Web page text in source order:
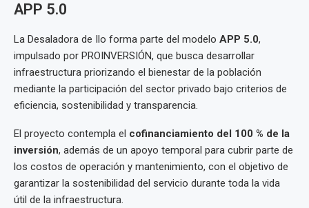
APP 5.0
La Desaladora de Ilo forma parte del modelo APP 5.0,
impulsado por PROINVERSIÓN, que busca desarrollar
infraestructura priorizando el bienestar de la población
mediante la participación del sector privado bajo criterios de
eficiencia, sostenibilidad y transparencia.
El proyecto contempla el cofinanciamiento del 100 % de la
inversión, además de un apoyo temporal para cubrir parte de
los costos de operación y mantenimiento, con el objetivo de
garantizar la sostenibilidad del servicio durante toda la vida
útil de la infraestructura.